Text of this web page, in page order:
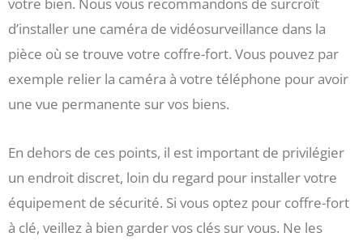
d’installer une caméra de vidéosurveillance dans la
pièce où se trouve votre coffre-fort. Vous pouvez par
exemple relier la caméra à votre téléphone pour avoir
une vue permanente sur vos biens.
En dehors de ces points, il est important de privilégier
un endroit discret, loin du regard pour installer votre
équipement de sécurité. Si vous optez pour coffre-fort
à clé, veillez à bien garder vos clés sur vous. Ne les